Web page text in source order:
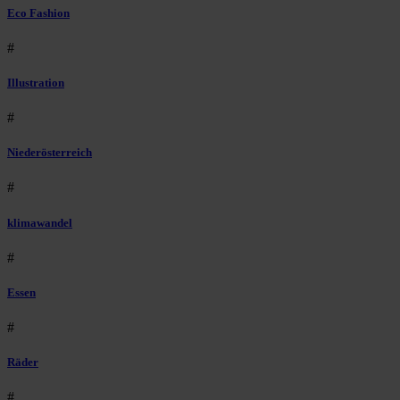
Eco Fashion
#
Illustration
#
Niederösterreich
#
klimawandel
#
Essen
#
Räder